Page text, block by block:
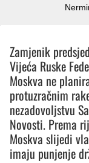
Zamjenik
Vijeća Ruske
Moskva ne
protuzračnim
nezadovoljstvu
Novosti. Prema
Moskva slijedi
imaju punjenje